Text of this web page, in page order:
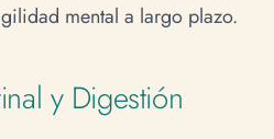
mental a largo plazo.
y Digestión